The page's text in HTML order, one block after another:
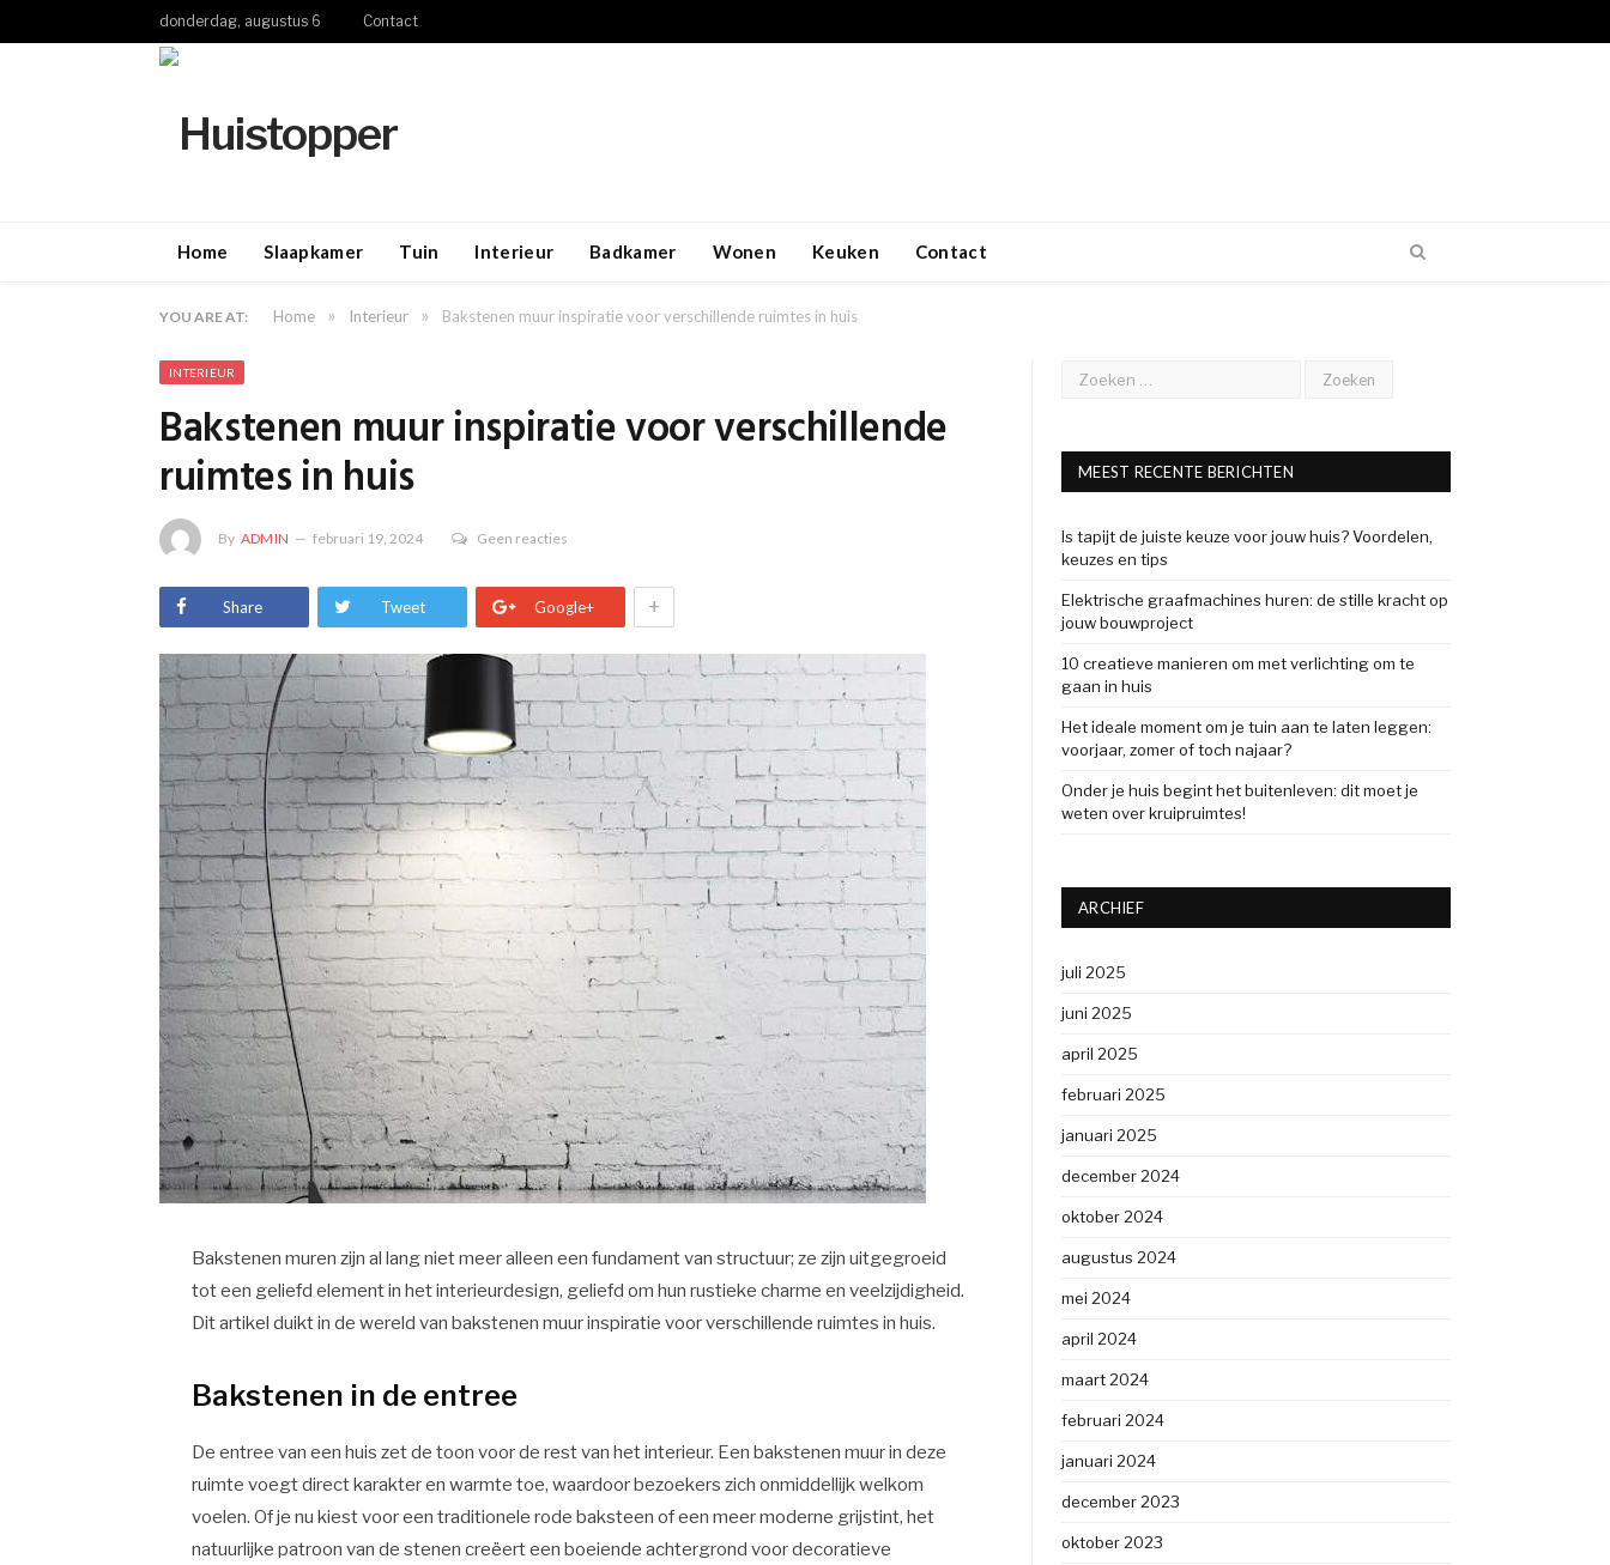
donderdag, augustus 6 Contact
Home Slaapkamer Tuin Interieur Badkamer Wonen Keuken Contact
YOU ARE AT: Home » Interieur » Bakstenen muur inspiratie voor verschillende ruimtes in huis
INTERIEUR
Bakstenen muur inspiratie voor verschillende
ruimtes in huis
By ADMIN februari 19, 2024 Geen reacties
Share Tweet Google+ +
Bakstenen muren zijn al lang niet meer alleen een fundament van structuur; ze zijn uitgegroeid
tot een geliefd element in het interieurdesign, geliefd om hun rustieke charme en veelzijdigheid.
Dit artikel duikt in de wereld van bakstenen muur inspiratie voor verschillende ruimtes in huis.
Bakstenen in de entree
De entree van een huis zet de toon voor de rest van het interieur. Een bakstenen muur in deze
ruimte voegt direct karakter en warmte toe, waardoor bezoekers zich onmiddellijk welkom
voelen. Of je nu kiest voor een traditionele rode baksteen of een meer moderne grijstint, het
natuurlijke patroon van de stenen creëert een boeiende achtergrond voor decoratieve
MEEST RECENTE BERICHTEN
Is tapijt de juiste keuze voor jouw huis? Voordelen,
keuzes en tips
Elektrische graafmachines huren: de stille kracht op
jouw bouwproject
10 creatieve manieren om met verlichting om te
gaan in huis
Het ideale moment om je tuin aan te laten leggen:
voorjaar, zomer of toch najaar?
Onder je huis begint het buitenleven: dit moet je
weten over kruipruimtes!
ARCHIEF
juli 2025
juni 2025
april 2025
februari 2025
januari 2025
december 2024
oktober 2024
augustus 2024
mei 2024
april 2024
maart 2024
februari 2024
januari 2024
december 2023
oktober 2023